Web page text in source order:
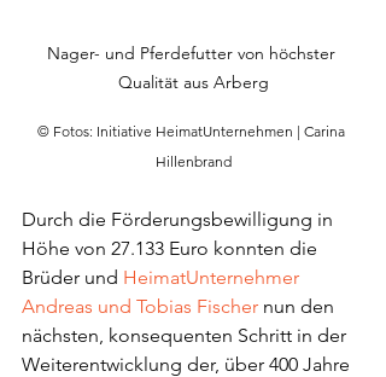
Nager- und Pferdefutter von höchster
Qualität aus Arberg
© Fotos: Initiative HeimatUnternehmen | Carina
Hillenbrand
Durch die Förderungsbewilligung in
Höhe von 27.133 Euro konnten die
Brüder und HeimatUnternehmer
Andreas und Tobias Fischer nun den
nächsten, konsequenten Schritt in der
Weiterentwicklung der, über 400 Jahre